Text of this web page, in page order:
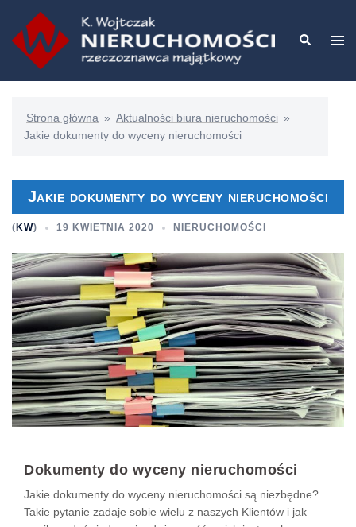
treści
Strona główna » Aktualności biura nieruchomości »
Jakie dokumenty do wyceny nieruchomości
Jakie dokumenty do wyceny nieruchomości
( KW) 19 KWIETNIA 2020 NIERUCHOMOŚCI
Dokumenty do wyceny nieruchomości
Jakie dokumenty do wyceny nieruchomości są niezbędne?
Takie pytanie zadaje sobie wielu z naszych Klientów i jak